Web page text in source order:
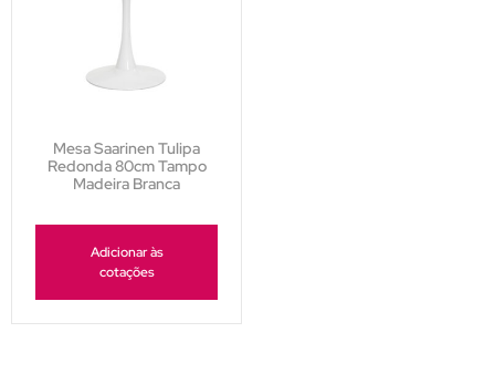
Mesa Saarinen Tulipa
Redonda 80cm Tampo
Madeira Branca
Adicionar às
cotações